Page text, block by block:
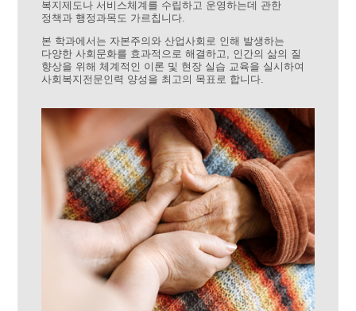
복지제도나 서비스체계를 수립하고 운영하는데 관한
정책과 행정과목도 가르칩니다.
본 학과에서는 자본주의와 산업사회로 인해 발생하는
다양한 사회문화를 효과적으로 해결하고, 인간의 삶의 질
향상을 위해 체계적인 이론 및 현장 실습 교육을 실시하여
사회복지전문인력 양성을 최고의 목표로 합니다.